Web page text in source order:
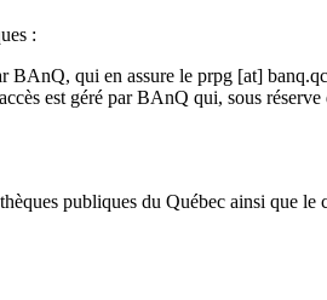
:
BAnQ, qui en assure le prpg [at]
est géré par BAnQ qui, sous
publiques du Québec ainsi que le